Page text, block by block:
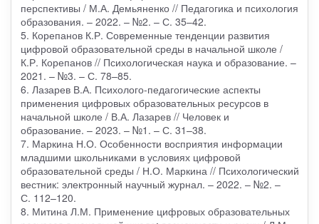
перспективы / М.А. Демьяненко // Педагогика и психология
образования. – 2022. – №2. – С. 35–42.
5. Корепанов К.Р. Современные тенденции развития
цифровой образовательной среды в начальной школе /
К.Р. Корепанов // Психологическая наука и образование. –
2021. – №3. – С. 78–85.
6. Лазарев В.А. Психолого-педагогические аспекты
применения цифровых образовательных ресурсов в
начальной школе / В.А. Лазарев // Человек и
образование. – 2023. – №1. – С. 31–38.
7. Маркина Н.О. Особенности восприятия информации
младшими школьниками в условиях цифровой
образовательной среды / Н.О. Маркина // Психологический
вестник: электронный научный журнал. – 2022. – №2. –
С. 112–120.
8. Митина Л.М. Применение цифровых образовательных